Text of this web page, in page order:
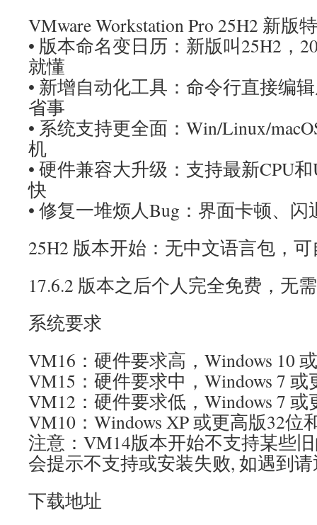
VMware Workstation Pro 25H2 新版
• 版本命名变日历：新版叫25H2，
就懂
• 新增自动化工具：命令行直接编
省事
• 系统支持更全面：Win/Linux/
机
• 硬件兼容大升级：支持最新CPU
快
• 修复一堆烦人Bug：界面卡顿、
25H2 版本开始：无中文语言包，
17.6.2 版本之后个人完全免费，无
系统要求
VM16：硬件要求高，Windows 10
VM15：硬件要求中，Windows 7 或
VM12：硬件要求低，Windows 7 或
VM10：Windows XP 或更高版32位
注意：VM14版本开始不支持某些
会提示不支持或安装失败, 如遇到
下载地址